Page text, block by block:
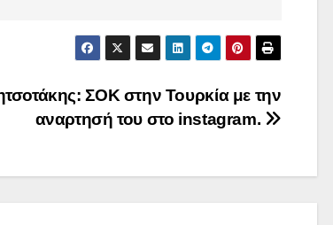
ΣΟΚ στην Τουρκία με την
αναρτησή του στο instagram.